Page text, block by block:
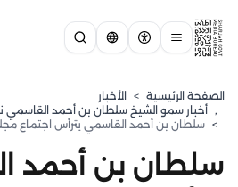
الصفحة الرئيسية > الأخبار
, ⁠أخبار سمو الشيخ سلطان بن أحمد القاسمي
> سلطان بن أحمد القاسمي يترأس اجتماع
سلطان بن أحمد